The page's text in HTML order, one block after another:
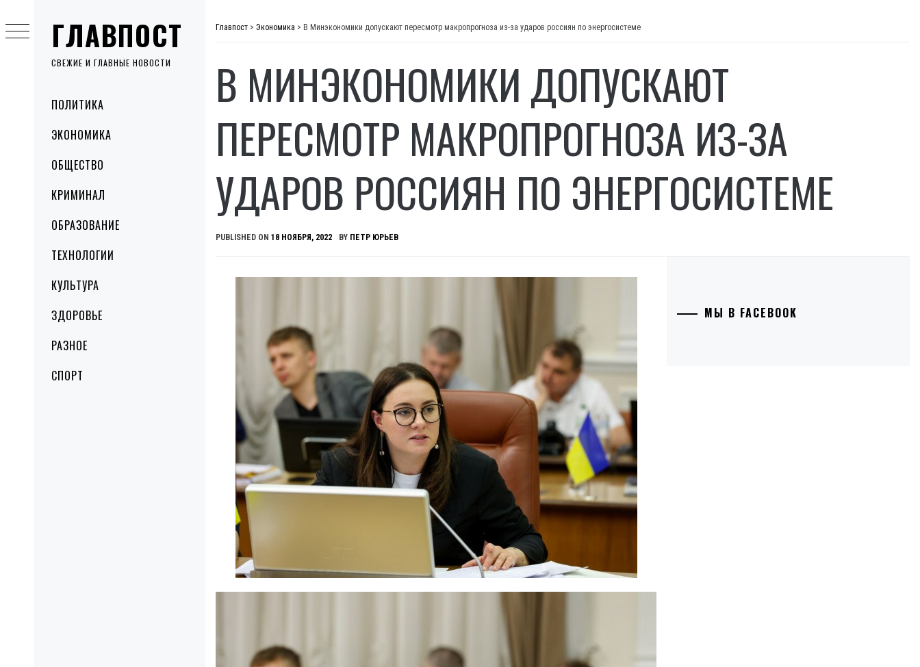
ГЛАВПОСТ
СВЕЖИЕ И ГЛАВНЫЕ НОВОСТИ
MenuПОЛИТИКА
ЭКОНОМИКА
ОБЩЕСТВО
КРИМИНАЛ
ОБРАЗОВАНИЕ
ТЕХНОЛОГИИ
КУЛЬТУРА
ЗДОРОВЬЕ
РАЗНОЕ
СПОРТ
to
content
Главпост > Экономика > В Минэкономики допускают пересмотр макропрогноза из-за ударов россиян по энергосистеме
В МИНЭКОНОМИКИ ДОПУСКАЮТ
ПЕРЕСМОТР МАКРОПРОГНОЗА ИЗ-ЗА
УДАРОВ РОССИЯН ПО ЭНЕРГОСИСТЕМЕ
PUBLISHED ON 18 НОЯБРЯ, 2022 BY ПЕТР ЮРЬЕВ
МЫ В FACEBOOK